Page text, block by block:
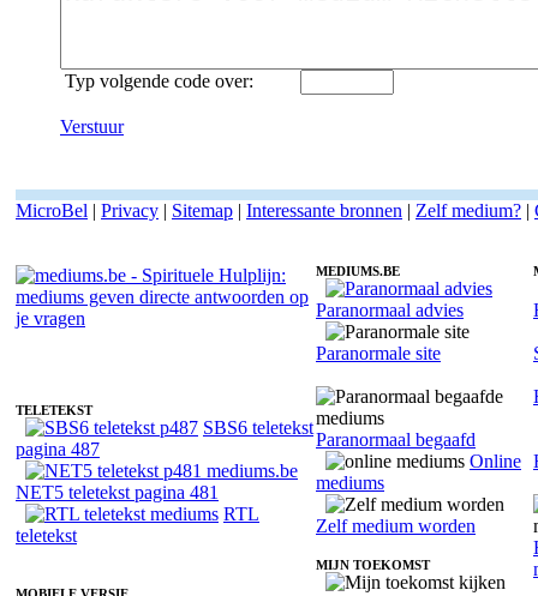
Typ volgende code over:
Verstuur
MicroBel | Privacy | Sitemap | Interessante bronnen | Zelf medium? |
TELETEKST
SBS6 teletekst
pagina 487
NET5 teletekst pagina 481
RTL
teletekst
MEDIUMS.BE
Paranormaal advies
Paranormale site
Paranormaal begaafd
Online
mediums
Zelf medium worden
MIJN TOEKOMST